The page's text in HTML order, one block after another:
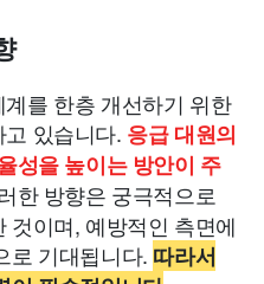
를 한층 개선하기 위한
있습니다. 응급 대원의
성을 높이는 방안이 주
한 방향은 궁극적으로
것이며, 예방적인 측면에
로 기대됩니다. 따라서